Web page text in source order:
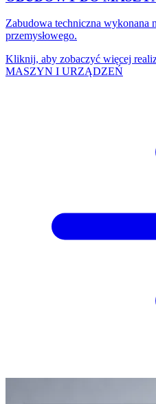
Zabudowa techniczna wykonana
przemysłowego.
Kliknij, aby zobaczyć więcej
MASZYN I URZĄDZEŃ